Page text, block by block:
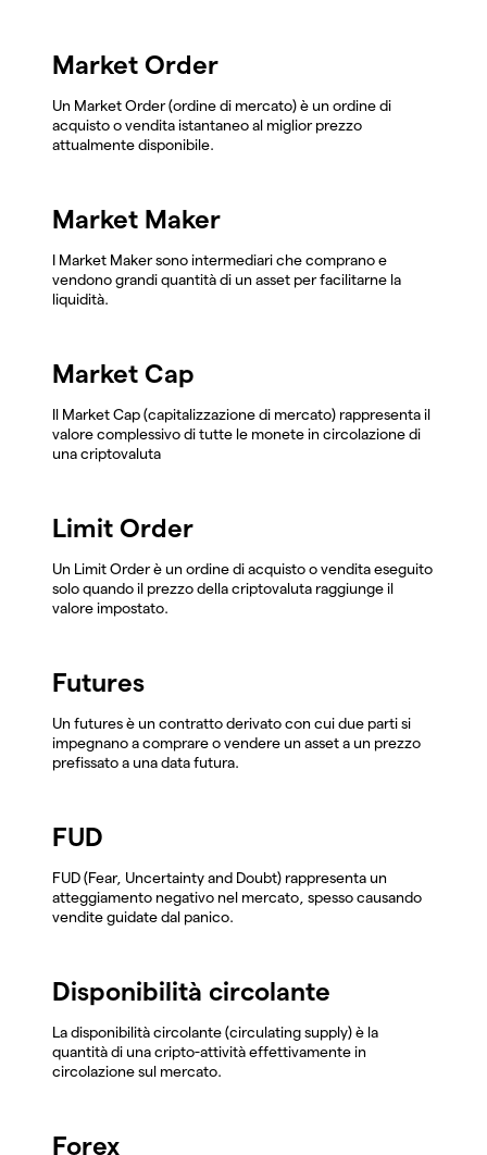
Market Order
Un Market Order (ordine di mercato) è un ordine di
acquisto o vendita istantaneo al miglior prezzo
attualmente disponibile.
Market Maker
I Market Maker sono intermediari che comprano e
vendono grandi quantità di un asset per facilitarne la
liquidità.
Market Cap
Il Market Cap (capitalizzazione di mercato) rappresenta il
valore complessivo di tutte le monete in circolazione di
una criptovaluta
Limit Order
Un Limit Order è un ordine di acquisto o vendita eseguito
solo quando il prezzo della criptovaluta raggiunge il
valore impostato.
Futures
Un futures è un contratto derivato con cui due parti si
impegnano a comprare o vendere un asset a un prezzo
prefissato a una data futura.
FUD
FUD (Fear, Uncertainty and Doubt) rappresenta un
atteggiamento negativo nel mercato, spesso causando
vendite guidate dal panico.
Disponibilità circolante
La disponibilità circolante (circulating supply) è la
quantità di una cripto-attività effettivamente in
circolazione sul mercato.
Forex